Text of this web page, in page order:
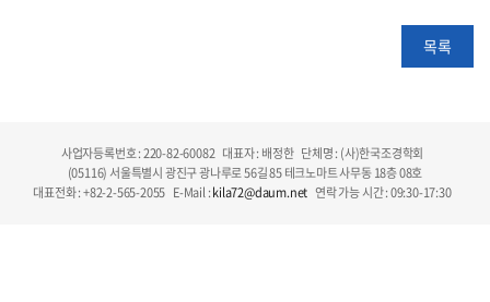
목록
사업자등록번호 : 220-82-60082 대표자 : 배정한 단체명 : (사)한국조경학회
(05116) 서울특별시 광진구 광나루로 56길 85 테크노마트 사무동 18층 08호
대표전화 : +82-2-565-2055 E-Mail :kila72@daum.net 연락 가능 시간 : 09:30-17:30